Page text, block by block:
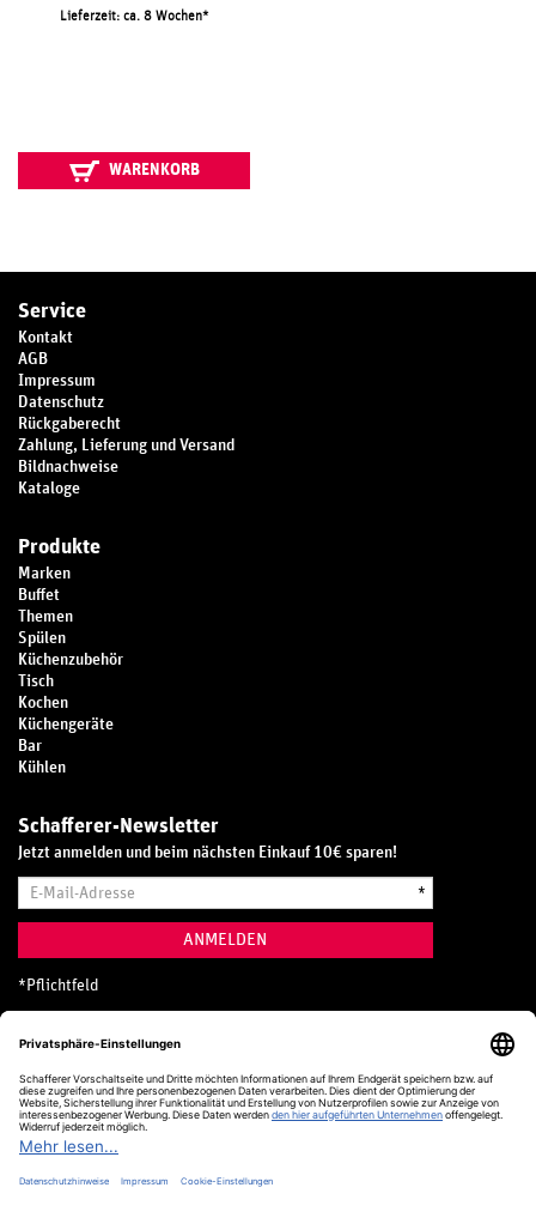
Lieferzeit: ca. 8 Wochen
WARENKORB
Service
Kontakt
AGB
Impressum
Datenschutz
Rückgaberecht
Zahlung, Lieferung und Versand
Bildnachweise
Kataloge
Produkte
Marken
Buffet
Themen
Spülen
Küchenzubehör
Tisch
Kochen
Küchengeräte
Bar
Kühlen
Schafferer-Newsletter
Jetzt anmelden und beim nächsten Einkauf 10€ sparen!
Mail-
*
ANMELDEN
* Pflichtfeld
Hotline
0800 20 70 300 (D)
Kostenlos aus dem deutschen Festnetz
24 Stunden / 365 Tage im Jahr